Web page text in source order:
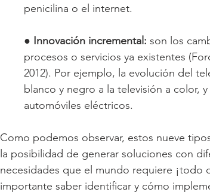
penicilina o el internet.
● Innovación incremental: son los
procesos o servicios ya existentes
2012). Por ejemplo, la evolución del
blanco y negro a la televisión a color,
automóviles eléctricos.
Como podemos observar, estos nueve
la posibilidad de generar soluciones con
necesidades que el mundo requiere
importante saber identificar y cómo